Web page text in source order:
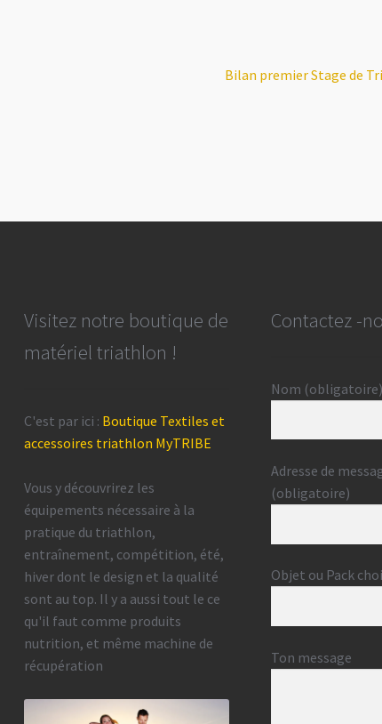
Article
Bilan premier Stage de
Visitez notre boutique de
matériel triathlon !
C'est par ici : Boutique Textiles et
accessoires triathlon MyTRIBE
Vous y découvrirez les
équipements nécessaire à la
pratique du triathlon,
entraînement, compétition, été,
hiver dont le design et la qualité
sont au top. Il y a aussi tout le ce
qu'il faut comme produits
nutrition, et même machine de
récupération
Contactez -
Nom (obligatoire)
Adresse de
(obligatoire)
Objet ou Pack
Ton message